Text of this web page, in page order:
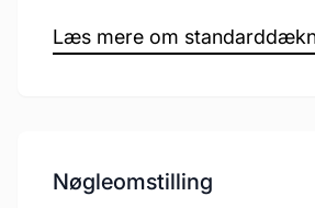
Nøgleomstilling